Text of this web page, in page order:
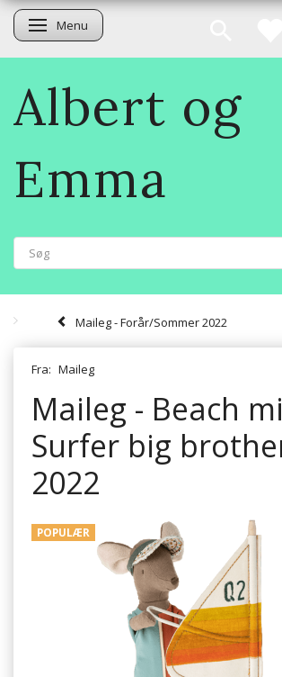
Skifte navigation
Menu
Albert og
Emma
Maileg - Forår/Sommer 2022
Fra: Maileg
Maileg - Beach
Surfer big
2022
POPULÆR